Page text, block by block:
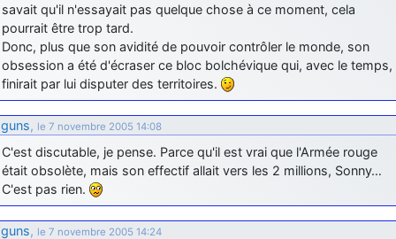
savait qu'il n'essayait pas quelque chose à ce moment, cela
pourrait être trop tard.
Donc, plus que son avidité de pouvoir contrôler le monde, son
obsession a été d'écraser ce bloc bolchévique qui, avec le temps,
finirait par lui disputer des territoires.
guns, le 7 novembre 2005 14:08
C'est discutable, je pense. Parce qu'il est vrai que l'Armée rouge
était obsolète, mais son effectif allait vers les 2 millions, Sonny…
C'est pas rien.
guns, le 7 novembre 2005 14:24